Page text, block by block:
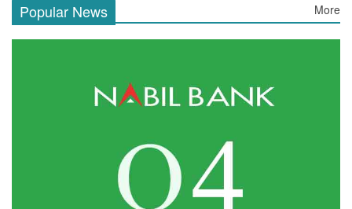
Popular News More